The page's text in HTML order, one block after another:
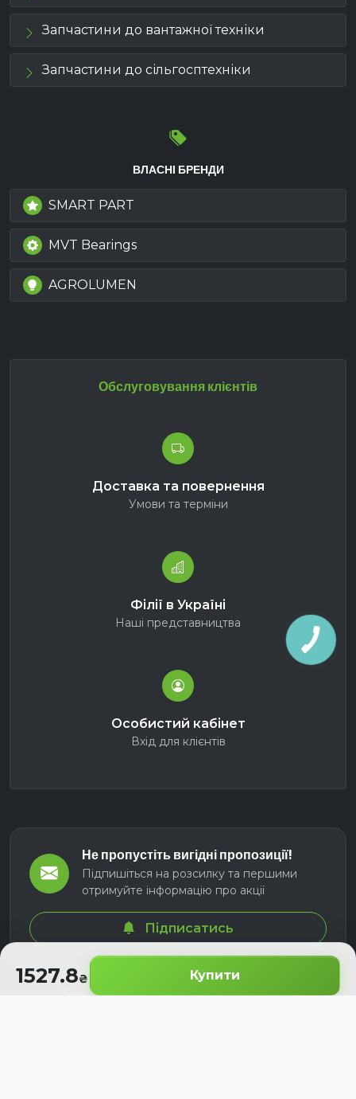
1527.8 Купити
Запчастини до вантажної техніки
Запчастини до сільгосптехніки
ВЛАСНІ БРЕНДИ
SMART PART
MVT Bearings
AGROLUMEN
Обслуговування клієнтів
Доставка та повернення
Умови та терміни
Філії в Україні
Наші представництва
Особистий кабінет
Вхід для клієнтів
Не пропустіть вигідні пропозиції!
Підпишіться на розсилку та першими
отримуйте інформацію про акції
Підписатись
© 2026 СЕЛМ АГРО. Всі права захищені.